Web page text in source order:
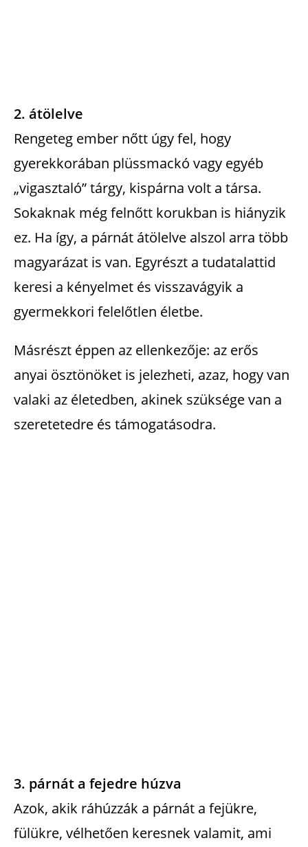
2. átölelve
Rengeteg ember nőtt úgy fel, hogy
gyerekkorában plüssmackó vagy egyéb
„vigasztaló” tárgy, kispárna volt a társa.
Sokaknak még felnőtt korukban is hiányzik
ez. Ha így, a párnát átölelve alszol arra több
magyarázat is van. Egyrészt a tudatalattid
keresi a kényelmet és visszavágyik a
gyermekkori felelőtlen életbe.
Másrészt éppen az ellenkezője: az erős
anyai ösztönöket is jelezheti, azaz, hogy van
valaki az életedben, akinek szüksége van a
szeretetedre és támogatásodra.
3. párnát a fejedre húzva
Azok, akik ráhúzzák a párnát a fejükre,
fülükre, vélhetően keresnek valamit, ami